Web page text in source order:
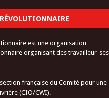
est une organisation
organisant des travailleur-ses
française du Comité pour une
(CIO/CWI).